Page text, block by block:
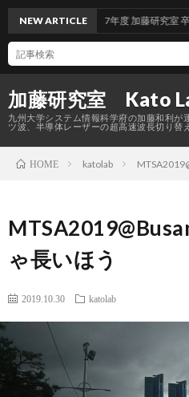
加藤研究室 Kato
九州大学システム情報科学府の加藤和利が
ツ波、半導体レーザーの超高速波長切り替
NEW ARTICLE
🌸令和7年度 加藤研究室 卒業式🌸
HOME katolab
ゃ長いほう
2019.10.30 katolab